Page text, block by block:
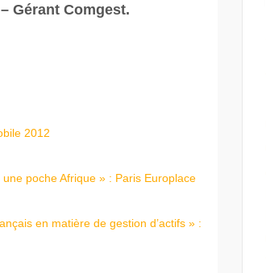
Gérant Comgest.
2012
poche Afrique » : Paris Europlace
en matière de gestion d’actifs » :